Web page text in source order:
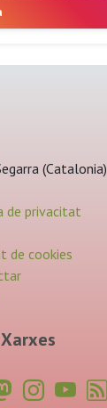
(Catalonia)
de privacitat
de cookies